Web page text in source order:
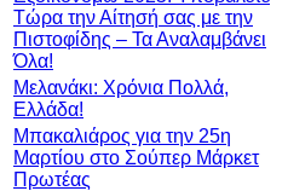
Τώρα την Αίτησή σας με την
Πιστοφίδης – Τα Αναλαμβάνει
Όλα!
Μελανάκι: Χρόνια Πολλά,
Ελλάδα!
Μπακαλιάρος για την 25η
Μαρτίου στο Σούπερ Μάρκετ
Πρωτέας